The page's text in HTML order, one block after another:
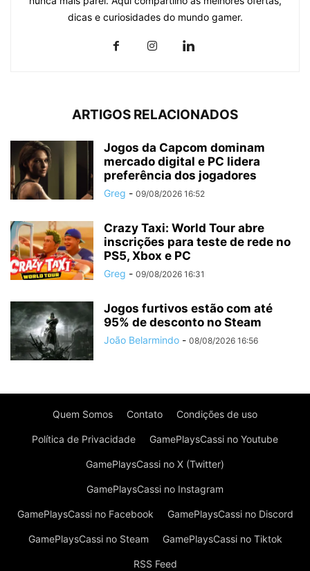
dicas e curiosidades do mundo gamer.
ARTIGOS RELACIONADOS
Jogos da Capcom dominam
mercado digital e PC lidera
preferência dos jogadores
Greg - 09/08/2026 16:52
Crazy Taxi: World Tour abre
inscrições para teste de rede no
PS5, Xbox e PC
Greg - 09/08/2026 16:31
Jogos furtivos estão com até
95% de desconto no Steam
João Belarmindo - 08/08/2026 16:56
Quem Somos Contato Condições de uso
Política de Privacidade GamePlaysCassi no Youtube
GamePlaysCassi no X (Twitter)
GamePlaysCassi no Instagram
GamePlaysCassi no Facebook GamePlaysCassi no Discord
GamePlaysCassi no Steam GamePlaysCassi no Tiktok
RSS Feed